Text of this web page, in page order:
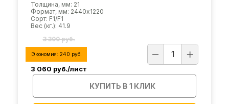
Толщина, мм: 21
Формат, мм: 2440х1220
Сорт: F1/F1
Вес (кг.): 41.9
3 300 руб.
Экономия: 240 руб.
3 060 руб./лист
КУПИТЬ В 1 КЛИК